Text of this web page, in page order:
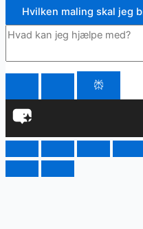
Hvilken maling skal jeg